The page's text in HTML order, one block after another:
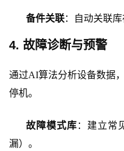
备件关联：自动关联
4. 故障诊断与预警
通过AI算法分析设备数据
停机。
故障模式库 ：建立常
漏）。